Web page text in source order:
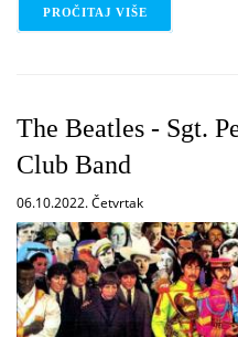
PROČITAJ VIŠE
The Beatles - Sgt.
Club Band
06.10.2022. Četvrtak